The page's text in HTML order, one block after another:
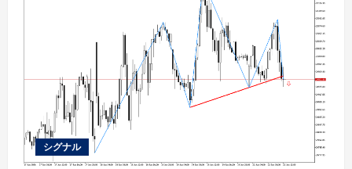
シグナル